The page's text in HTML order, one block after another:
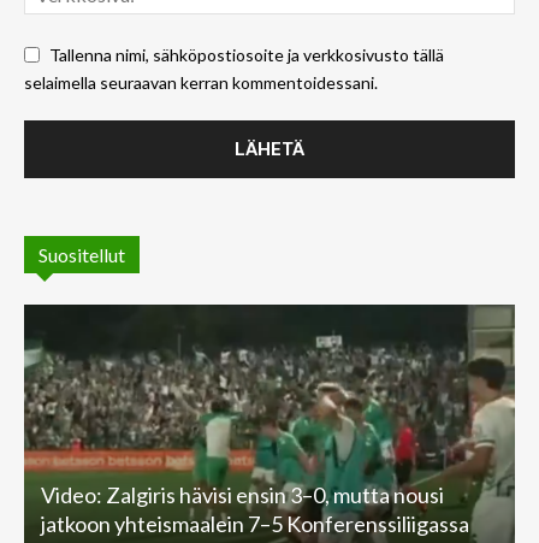
Tallenna nimi, sähköpostiosoite ja verkkosivusto tällä
selaimella seuraavan kerran kommentoidessani.
Suositellut
Video: Zalgiris hävisi ensin 3–0, mutta nousi
jatkoon yhteismaalein 7–5 Konferenssiliigassa